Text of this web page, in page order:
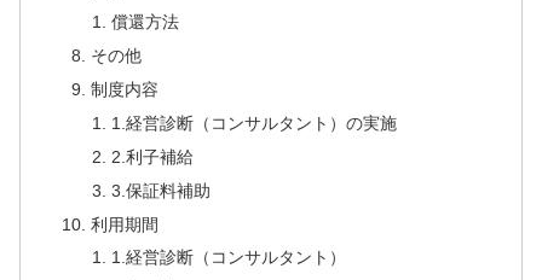
償還方法
その他
制度内容
1.経営診断（コンサルタント）の実施
2.利子補給
3.保証料補助
利用期間
1.経営診断（コンサルタント）